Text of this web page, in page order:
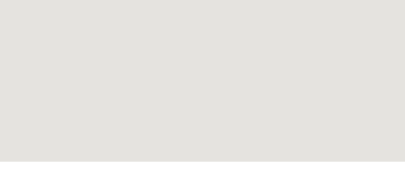
жилое пространство без перехода в крупный